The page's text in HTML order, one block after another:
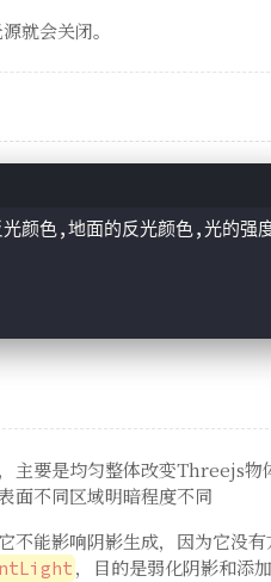
就会关闭。
色,地面的反光颜色,光的强
主要是均匀整体改变Threejs物
面不同区域明暗程度不同
不能影响阴影生成，因为它没
，目的是弱化阴影和添